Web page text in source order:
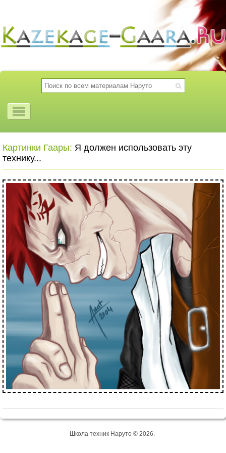
Картинки Гаары: Я должен использовать эту
технику...
Школа техник Наруто © 2026.